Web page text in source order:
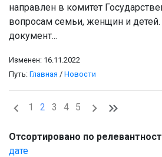
направлен в комитет
вопросам семьи, женщин и
документ...
Изменен: 16.11.2022
Путь: Главная / Новости
1 2 3 4 5
Отсортировано по
дате